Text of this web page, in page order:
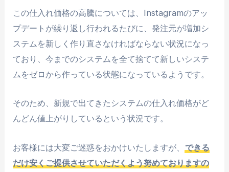
この仕入れ価格の高騰については、Instagramのアッ
プデートが繰り返し行われるたびに、発注元が増加シ
ステムを新しく作り直さなければならない状況になっ
ており、今までのシステムを全て捨てて新しいシステ
ムをゼロから作っている状態になっているようです。
そのため、新規で出てきたシステムの仕入れ価格がど
んどん値上がりしているという状況です。
お客様には大変ご迷惑をおかけいたしますが、 できる
だけ安くご提供させていただくよう努めておりますの